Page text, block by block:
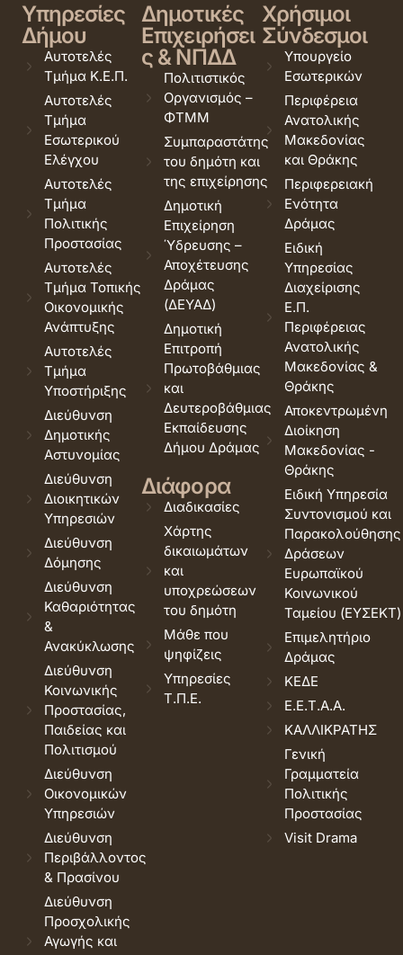
Υπηρεσίες
Δήμου
Αυτοτελές
Τμήμα Κ.Ε.Π.
Αυτοτελές
Τμήμα
Εσωτερικού
Ελέγχου
Αυτοτελές
Τμήμα
Πολιτικής
Προστασίας
Αυτοτελές
Τμήμα Τοπικής
Οικονομικής
Ανάπτυξης
Αυτοτελές
Τμήμα
Υποστήριξης
Διεύθυνση
Δημοτικής
Αστυνομίας
Διεύθυνση
Διοικητικών
Υπηρεσιών
Διεύθυνση
Δόμησης
Διεύθυνση
Καθαριότητας
&
Ανακύκλωσης
Διεύθυνση
Κοινωνικής
Προστασίας,
Παιδείας και
Πολιτισμού
Διεύθυνση
Οικονομικών
Υπηρεσιών
Διεύθυνση
Περιβάλλοντος
& Πρασίνου
Διεύθυνση
Προσχολικής
Αγωγής και
Δημοτικές
Επιχειρήσει
ς & ΝΠΔΔ
Πολιτιστικός
Οργανισμός –
ΦΤΜΜ
Συμπαραστάτης
του δημότη και
της επιχείρησης
Δημοτική
Επιχείρηση
Ύδρευσης –
Αποχέτευσης
Δράμας
(ΔΕΥΑΔ)
Δημοτική
Επιτροπή
Πρωτοβάθμιας
και
Δευτεροβάθμιας
Εκπαίδευσης
Δήμου Δράμας
Διάφορα
Διαδικασίες
Χάρτης
δικαιωμάτων
και
υποχρεώσεων
του δημότη
Μάθε που
ψηφίζεις
Υπηρεσίες
Τ.Π.Ε.
Χρήσιμοι
Σύνδεσμοι
Υπουργείο
Εσωτερικών
Περιφέρεια
Ανατολικής
Μακεδονίας
και Θράκης
Περιφερειακή
Ενότητα
Δράμας
Ειδική
Υπηρεσίας
Διαχείρισης
Ε.Π.
Περιφέρειας
Ανατολικής
Μακεδονίας &
Θράκης
Αποκεντρωμένη
Διοίκηση
Μακεδονίας -
Θράκης
Ειδική Υπηρεσία
Συντονισμού και
Παρακολούθησης
Δράσεων
Ευρωπαϊκού
Κοινωνικού
Ταμείου (ΕΥΣΕΚΤ)
Επιμελητήριο
Δράμας
ΚΕΔΕ
Ε.Ε.Τ.Α.Α.
ΚΑΛΛΙΚΡΑΤΗΣ
Γενική
Γραμματεία
Πολιτικής
Προστασίας
Visit Drama